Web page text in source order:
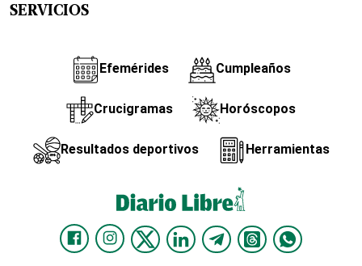
SERVICIOS
Efemérides Cumpleaños
Crucigramas Horóscopos
Resultados deportivos Herramientas